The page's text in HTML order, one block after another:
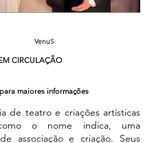
VenuS
CIRCULAÇÃO
maiores informações
de teatro e criações artísticas
o nome indica, uma
associação e criação. Seus